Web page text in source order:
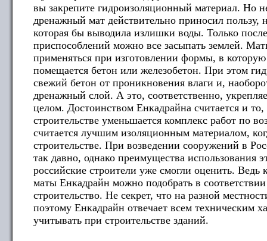
вы закрепите гидроизоляционный материал. Но
дренажный мат действительно приносил пользу,
которая бы выводила излишки воды. Только
приспособлений можно все засыпать землей.
применяться при изготовлении формы, в которую
помещается бетон или железобетон. При этом
свежий бетон от проникновения влаги и,
дренажный слой. А это, соответственно,
целом. Достоинством Енкадрайна считается и
строительстве уменьшается комплекс работ по
считается лучшим изоляционным материалом,
строительстве. При возведении сооружений в
так давно, однако преимущества использования
российские строители уже смогли оценить. Ведь
маты Енкадрайн можно подобрать в
строительство. Не секрет, что на разной
поэтому Енкадрайн отвечает всем техническим
учитывать при строительстве зданий.